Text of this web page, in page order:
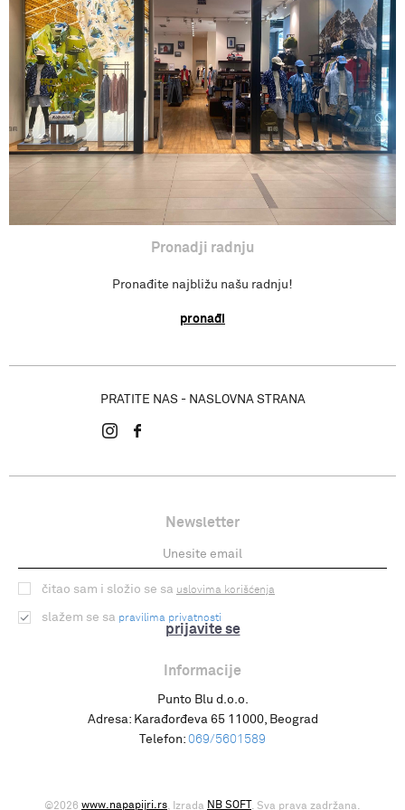
Povraćaj sredstva
Pronađi radnju
Isporuka
Pronadji radnju
Pronađite najbližu našu radnju!
pronađi
PRATITE NAS - NASLOVNA STRANA
Newsletter
prijavite se
čitao sam i složio se sa uslovima korišćenja
slažem se sa pravilima privatnosti
Informacije
Punto Blu d.o.o.
Adresa: Karađorđeva 65 11000, Beograd
Telefon: 069/5601589
©2026 www.napapijri.rs, Izrada NB SOFT . Sva prava zadržana.